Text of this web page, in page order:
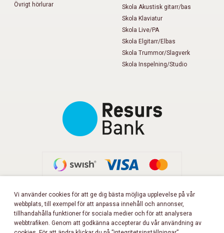
Övrigt hörlurar
Skola Akustisk gitarr/bas
Skola Klaviatur
Skola Live/PA
Skola Elgitarr/Elbas
Skola Trummor/Slagverk
Skola Inspelning/Studio
FÖLJ OSS PÅ FACEBOOK!
Vi använder cookies för att ge dig bästa möjliga upplevelse på vår
webbplats, till exempel för att anpassa innehåll och annonser,
tillhandahålla funktioner för sociala medier och för att analysera
webbtrafiken. Genom att godkänna accepterar du vår användning av